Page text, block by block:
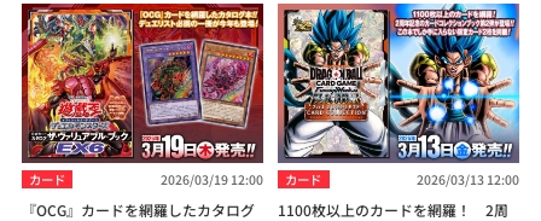
カード 2026/03/19 12:00
『OCG』カードを網羅したカタログ
カード 2026/03/13 12:00
1100枚以上のカードを網羅！ 2周